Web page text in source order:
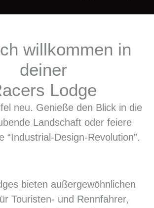
willkommen in
deiner
Lodge
neu. Genieße den Blick in die
Landschaft oder feiere
“Industrial-Design-Revolution”.
bieten außergewöhnlichen
Touristen- und Rennfahrer,